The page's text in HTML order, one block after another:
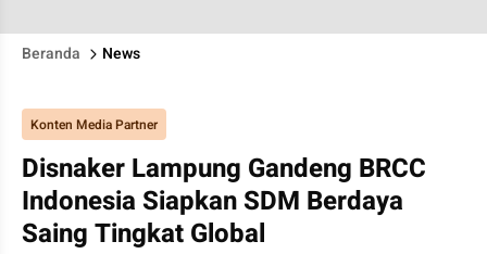
Beranda News
Konten Media Partner
Disnaker Lampung Gandeng BRCC
Indonesia Siapkan SDM Berdaya
Saing Tingkat Global